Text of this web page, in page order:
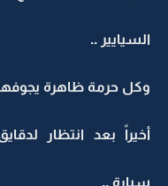
السيايير ..
وكل حرمة ظاهرة
أخيراً بعد انتظار
سيارة ..